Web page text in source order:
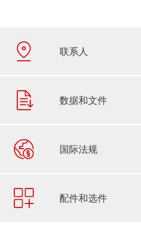
联系表
SEW-EURODRIVE 全世界